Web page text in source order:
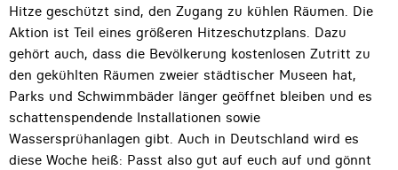
Hitze geschützt sind, den Zugang zu kühlen Räumen. Die
Aktion ist Teil eines größeren Hitzeschutzplans. Dazu
gehört auch, dass die Bevölkerung kostenlosen Zutritt zu
den gekühlten Räumen zweier städtischer Museen hat,
Parks und Schwimmbäder länger geöffnet bleiben und es
schattenspendende Installationen sowie
Wassersprühanlagen gibt. Auch in Deutschland wird es
diese Woche heiß: Passt also gut auf euch auf und gönnt